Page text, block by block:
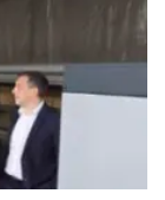
padaliniu
tarp
naudotis